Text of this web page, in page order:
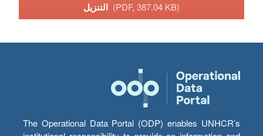
(PDF, 387.04 KB)
The Operational Data Portal (ODP) enables UNHCR’s